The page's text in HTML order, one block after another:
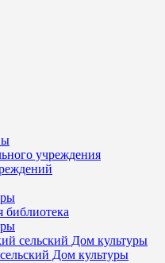
учреждения
библиотека
сельский Дом культуры
Дом культуры